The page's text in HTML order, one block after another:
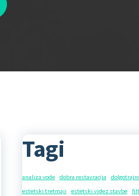
Tagi
analiza vode dobra restavracija
estetski tretmaji
estetski videz stavbe